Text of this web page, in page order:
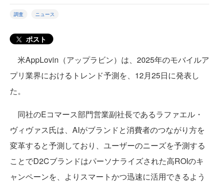
調査 ニュース
ポスト
米AppLovin（アップラビン）は、2025年のモバイルア
プリ業界におけるトレンド予測を、12月25日に発表し
た。
同社のEコマース部門営業副社長であるラファエル・
ヴィヴァス氏は、AIがブランドと消費者のつながり方を
変革すると予測しており、ユーザーのニーズを予測する
ことでD2Cブランドはパーソナライズされた高ROIのキ
ャンペーンを、よりスマートかつ迅速に活用できるよう